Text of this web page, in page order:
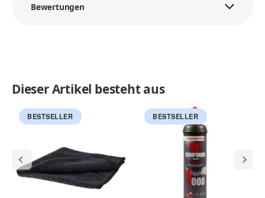
Bewertungen
Dieser Artikel besteht aus
BESTSELLER BESTSELLER